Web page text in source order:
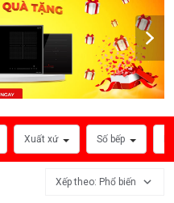
Xuất xứ Số bếp
Xếp theo: Phổ biến